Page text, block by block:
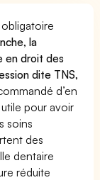
la
en droit des
dite TNS,
d’en
pour avoir
soins
des
dentaire
réduite